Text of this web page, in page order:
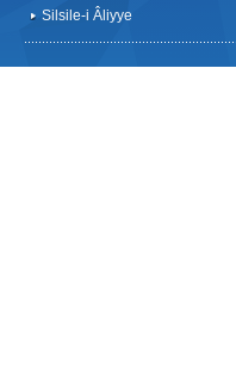
Silsile-i Âliyye